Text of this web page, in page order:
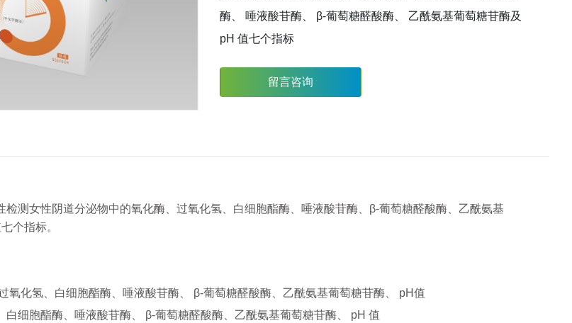
酶、 唾液酸苷酶、 β-葡萄糖醛酸酶、 乙酰氨基葡萄糖苷酶及
pH 值七个指标
留言咨询
检测女性阴道分泌物中的氧化酶、过氧化氢、白细胞酯酶、唾液酸苷酶、β-葡萄糖醛酸酶、乙酰氨基
个指标。
氧化氢、白细胞酯酶、唾液酸苷酶、 β-葡萄糖醛酸酶、乙酰氨基葡萄糖苷酶、 pH值
白细胞酯酶、唾液酸苷酶、 β-葡萄糖醛酸酶、乙酰氨基葡萄糖苷酶、 pH 值